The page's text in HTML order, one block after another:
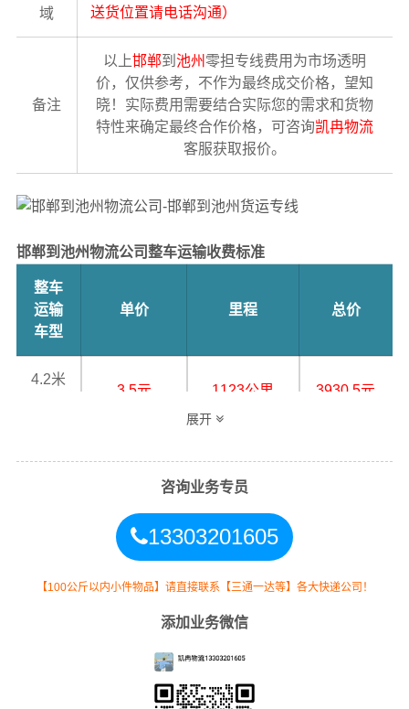
域
送货位置请电话沟通）
备注
以上邯郸到池州零担专线费用为市场透明
价，仅供参考，不作为最终成交价格，望知
晓！实际费用需要结合实际您的需求和货物
特性来确定最终合作价格，可咨询凯冉物流
客服获取报价。
邯郸到池州物流公司整车运输收费标准
整车
运输
车型
单价 里程 总价
4.2米
3.5元 1123公里 3930.5元
5.5元 1123公里 6176.5元
7.5元 1123公里
13米
展开
咨询业务专员
13303201605
【100公斤以内小件物品】请直接联系【三通一达等】各大快递公司！
添加业务微信